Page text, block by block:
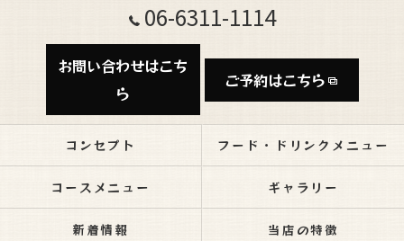
06-6311-1114
お問い合わせはこち
ら
ご予約はこちら
コンセプト フード・ドリンクメニュー
コースメニュー ギャラリー
新着情報 当店の特徴